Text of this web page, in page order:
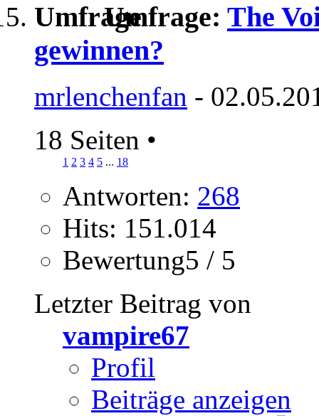
Umfrage: The
gewinnen?
mrlenchenfan -
18 Seiten •
1 2 3 4 5 ... 18
Antworten: 268
Hits: 151.014
Bewertung5 / 5
Letzter Beitrag von
vampire67
Profil
Beiträge anzeigen